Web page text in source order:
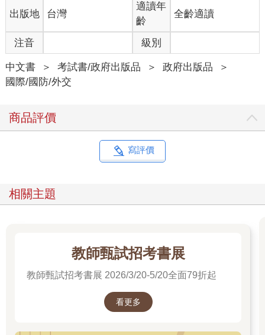
出版地 台灣
適讀年
齡
全齡適讀
注音 級別
中文書 ＞ 考試書/政府出版品 ＞ 政府出版品
＞
國際/國防/外交
商品評價
寫評價
相關主題
教師甄試招考書展
教師甄試招考書展 2026/3/20-5/20全面79折起
看更多